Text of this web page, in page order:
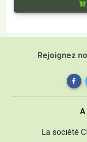
Rejoignez
La société